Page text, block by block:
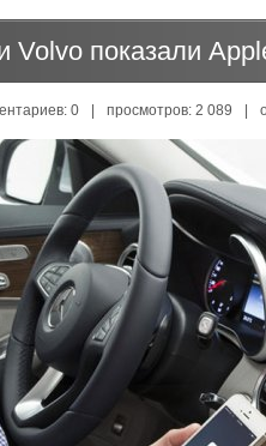
Volvo показали
0 | просмотров: 2 089 |